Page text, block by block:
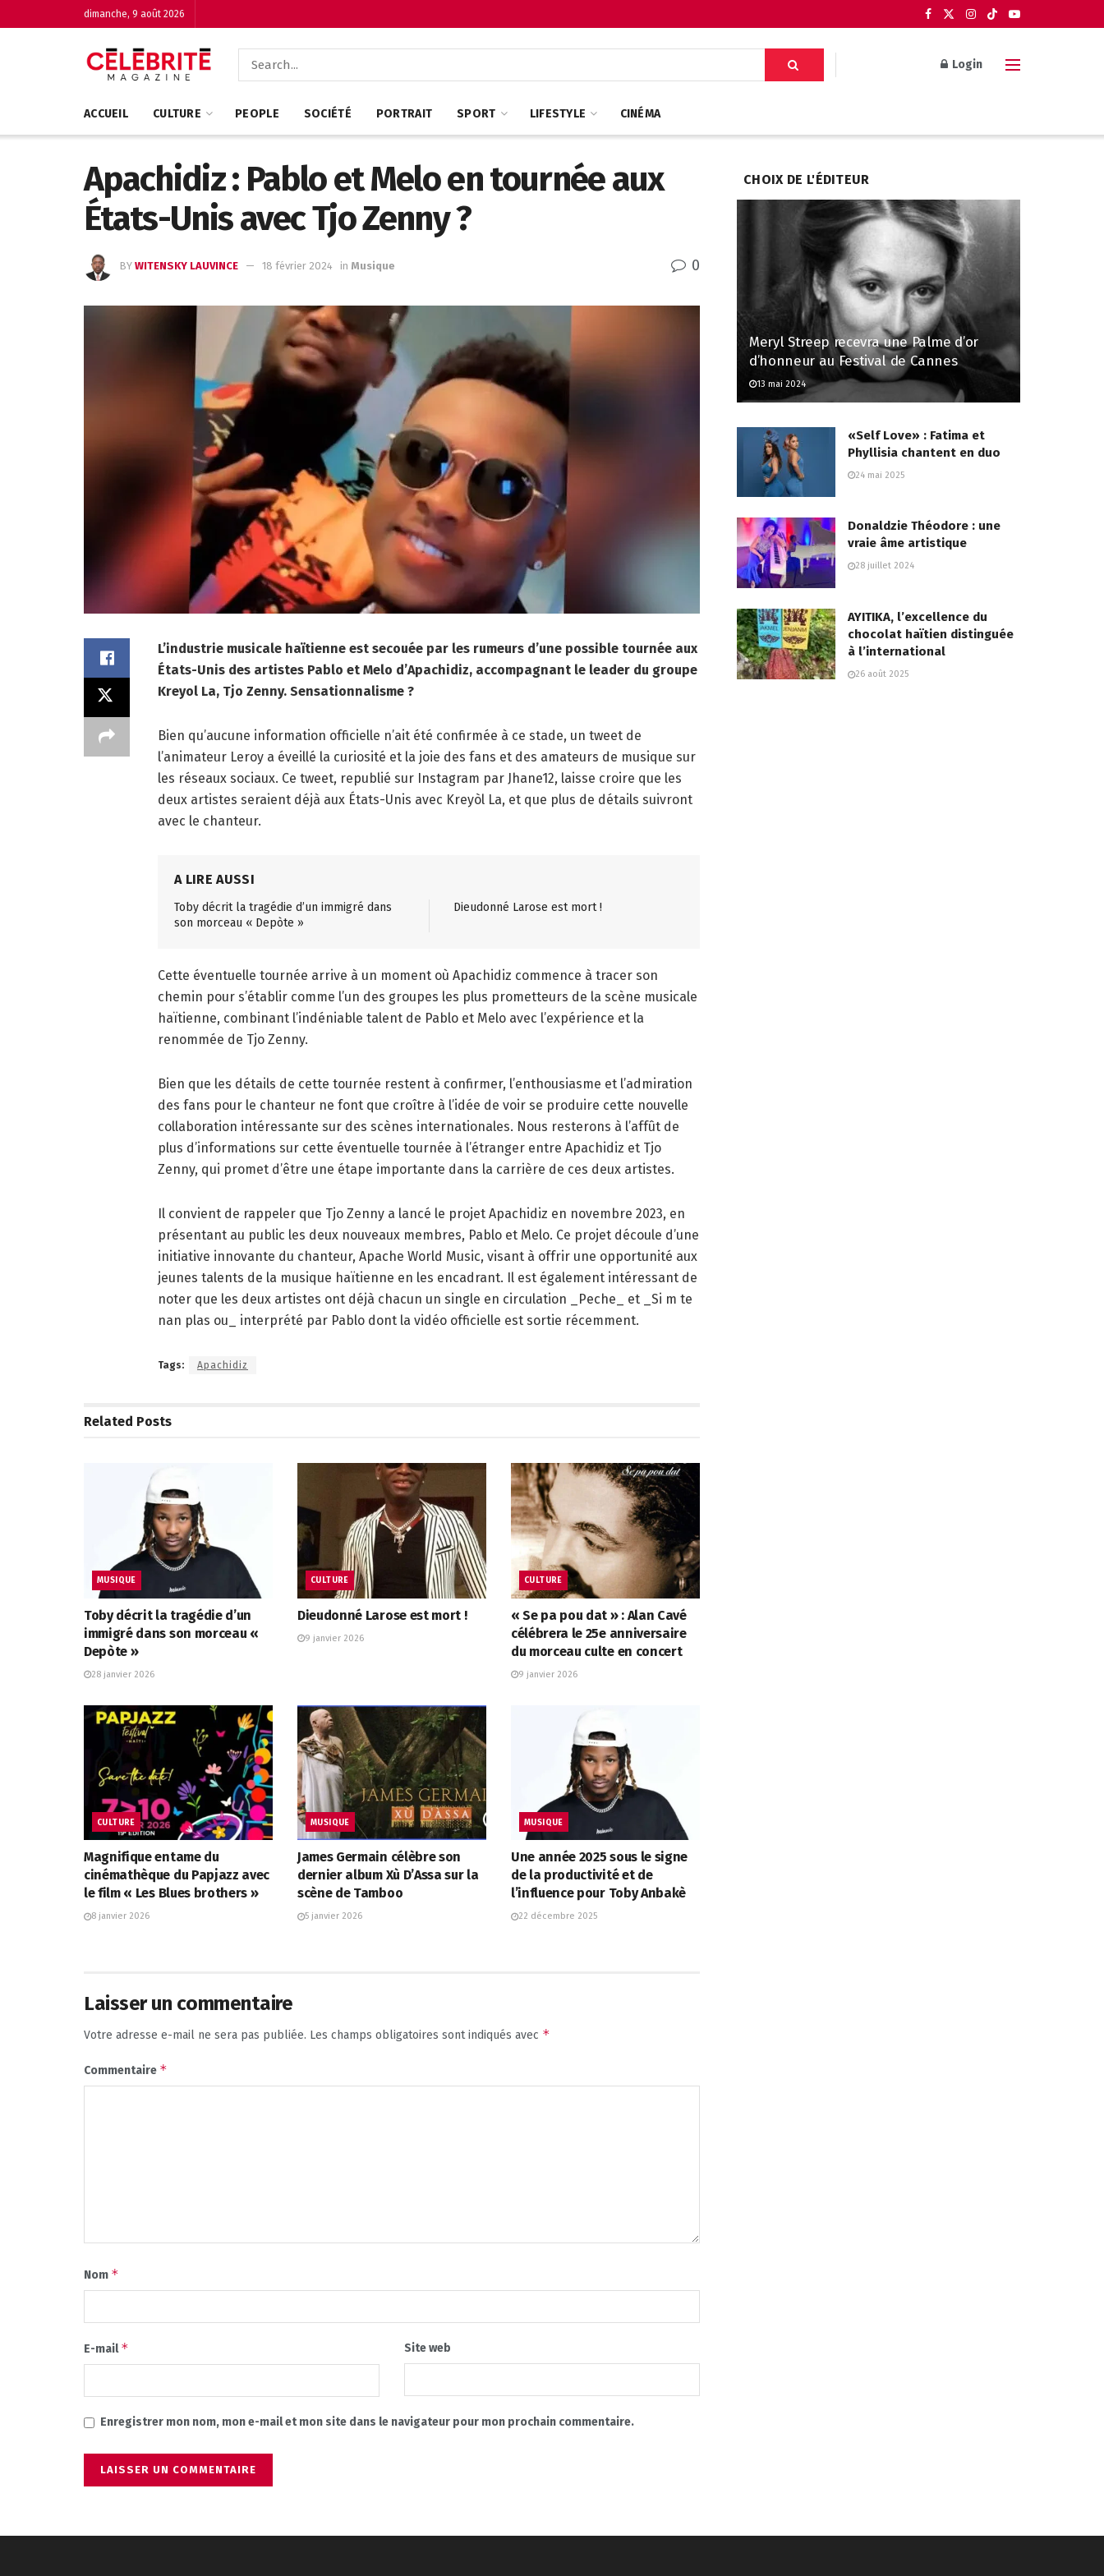
dimanche, 9 août 2026
Login
ACCUEIL CULTURE PEOPLE SOCIÉTÉ PORTRAIT SPORT LIFESTYLE CINÉMA
Apachidiz : Pablo et Melo en tournée aux
États-Unis avec Tjo Zenny ?
BY WITENSKY LAUVINCE 18 février 2024 in Musique 0
L’industrie musicale haïtienne est secouée par les rumeurs d’une possible tournée aux
États-Unis des artistes Pablo et Melo d’Apachidiz, accompagnant le leader du groupe
Kreyol La, Tjo Zenny. Sensationnalisme ?
Bien qu’aucune information officielle n’ait été confirmée à ce stade, un tweet de
l’animateur Leroy a éveillé la curiosité et la joie des fans et des amateurs de musique sur
les réseaux sociaux. Ce tweet, republié sur Instagram par Jhane12, laisse croire que les
deux artistes seraient déjà aux États-Unis avec Kreyòl La, et que plus de détails suivront
avec le chanteur.
A LIRE AUSSI
Toby décrit la tragédie d’un immigré dans
son morceau « Depòte »
Dieudonné Larose est mort !
Cette éventuelle tournée arrive à un moment où Apachidiz commence à tracer son
chemin pour s’établir comme l’un des groupes les plus prometteurs de la scène musicale
haïtienne, combinant l’indéniable talent de Pablo et Melo avec l’expérience et la
renommée de Tjo Zenny.
Bien que les détails de cette tournée restent à confirmer, l’enthousiasme et l’admiration
des fans pour le chanteur ne font que croître à l’idée de voir se produire cette nouvelle
collaboration intéressante sur des scènes internationales. Nous resterons à l’affût de
plus d’informations sur cette éventuelle tournée à l’étranger entre Apachidiz et Tjo
Zenny, qui promet d’être une étape importante dans la carrière de ces deux artistes.
Il convient de rappeler que Tjo Zenny a lancé le projet Apachidiz en novembre 2023, en
présentant au public les deux nouveaux membres, Pablo et Melo. Ce projet découle d’une
initiative innovante du chanteur, Apache World Music, visant à offrir une opportunité aux
jeunes talents de la musique haïtienne en les encadrant. Il est également intéressant de
noter que les deux artistes ont déjà chacun un single en circulation _Peche_ et _Si m te
nan plas ou_ interprété par Pablo dont la vidéo officielle est sortie récemment.
Tags: Apachidiz
Related Posts
MUSIQUE
Toby décrit la tragédie d’un
immigré dans son morceau «
Depòte »
28 janvier 2026
CULTURE
Dieudonné Larose est mort !
9 janvier 2026
CULTURE
« Se pa pou dat » : Alan Cavé
célébrera le 25e anniversaire
du morceau culte en concert
9 janvier 2026
CULTURE
Magnifique entame du
cinémathèque du Papjazz avec
le film « Les Blues brothers »
8 janvier 2026
MUSIQUE
James Germain célèbre son
dernier album Xù D’Assa sur la
scène de Tamboo
5 janvier 2026
MUSIQUE
Une année 2025 sous le signe
de la productivité et de
l’influence pour Toby Anbakè
22 décembre 2025
Laisser un commentaire
Votre adresse e-mail ne sera pas publiée. Les champs obligatoires sont indiqués avec *
Commentaire *
Nom *
E-mail* Site web
Enregistrer mon nom, mon e-mail et mon site dans le navigateur pour mon prochain commentaire.
CHOIX DE L'ÉDITEUR
Meryl Streep recevra une Palme d’or
d’honneur au Festival de Cannes
13 mai 2024
«Self Love» : Fatima et
Phyllisia chantent en duo
24 mai 2025
Donaldzie Théodore : une
vraie âme artistique
28 juillet 2024
AYITIKA, l’excellence du
chocolat haïtien distinguée
à l’international
26 août 2025